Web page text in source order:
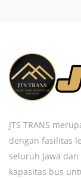
JTS TRANS
dengan fasilitas
seluruh Jawa
kapasitas bus